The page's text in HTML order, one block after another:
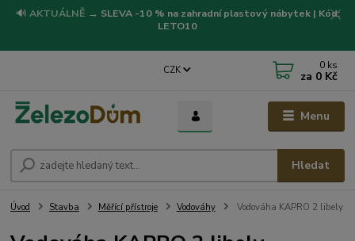
🔊 AKTUÁLNĚ → SLEVA -10 % na zahradní plastový nábytek | Kód:
LETO10
Menu
CZK
Hledat
0 ks
za 0 Kč
Úvod Stavba Měřící přístroje Vodováhy Vodováha KAPRO 2 libely